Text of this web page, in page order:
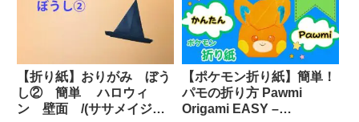
【折り紙】おりがみ ぼう
し② 簡単 ハロウィ
ン 壁面 /(ササメイジの
【ポケモン折り紙】簡単！
パモの折り方 Pawmi
Origami EASY –